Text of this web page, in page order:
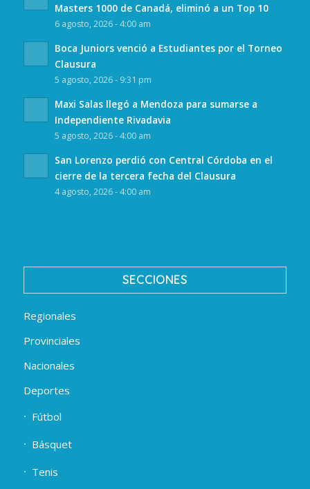
Masters 1000 de Canadá, eliminó a un Top 10
6 agosto, 2026 - 4:00 am
Boca Juniors venció a Estudiantes por el Torneo
Clausura
5 agosto, 2026 - 9:31 pm
Maxi Salas llegó a Mendoza para sumarse a
Independiente Rivadavia
5 agosto, 2026 - 4:00 am
San Lorenzo perdió con Central Córdoba en el
cierre de la tercera fecha del Clausura
4 agosto, 2026 - 4:00 am
SECCIONES
Regionales
Provinciales
Nacionales
Deportes
Fútbol
Básquet
Tenis